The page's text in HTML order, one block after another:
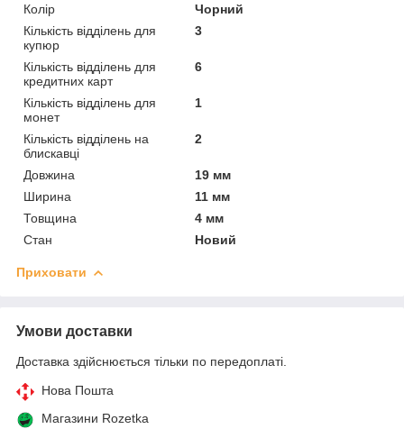
Колір
Чорний
Кількість відділень для
купюр
3
Кількість відділень для
кредитних карт
6
Кількість відділень для
монет
1
Кількість відділень на
блискавці
2
Довжина
19 мм
Ширина
11 мм
Товщина
4 мм
Стан
Новий
Приховати
Умови доставки
Доставка здійснюється тільки по передоплаті.
Нова Пошта
Магазини Rozetka